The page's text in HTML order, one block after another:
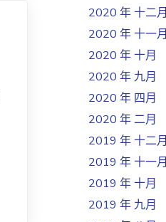
2020 年 十二月
2020 年 十一月
2020 年 十月
2020 年 九月
2020 年 四月
2020 年 二月
2019 年 十二月
2019 年 十一月
2019 年 十月
2019 年 九月